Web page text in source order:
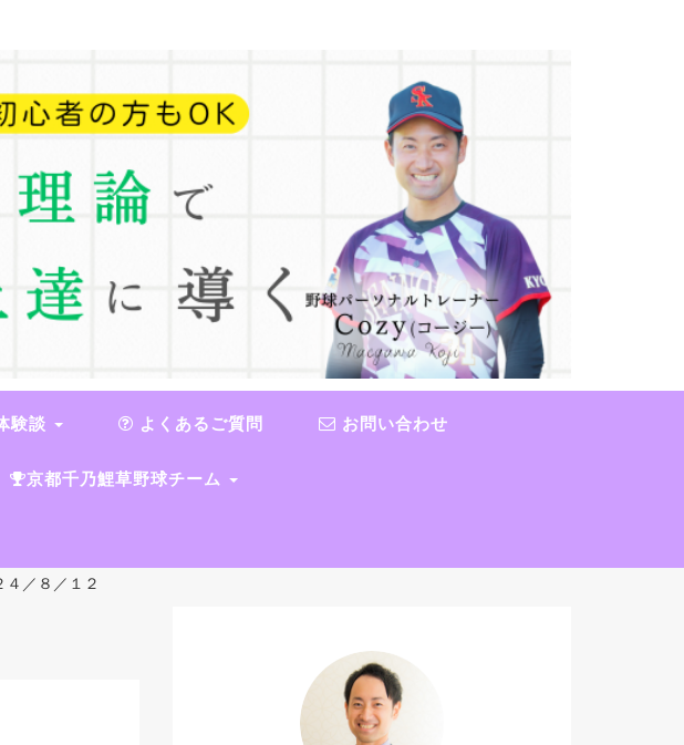
験談 よくあるご質問 お問い合わせ
京都千乃鯉草野球チーム
４／８／１２